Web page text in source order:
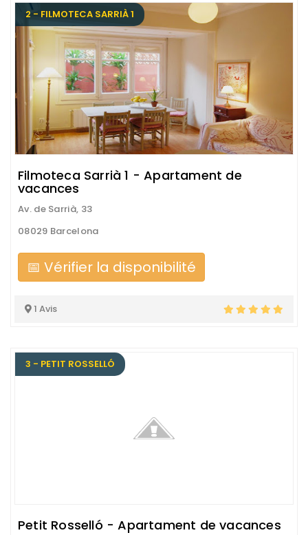
2 - FILMOTECA SARRIÀ 1
Filmoteca Sarrià 1 - Apartament de
vacances
Av. de Sarrià, 33
08029 Barcelona
📅 Vérifier la disponibilité
1 Avis
3 - PETIT ROSSELLÓ
Petit Rosselló - Apartament de vacances